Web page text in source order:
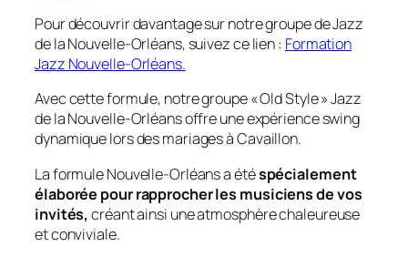
Pour découvrir davantage sur notre groupe de Jazz
de la Nouvelle-Orléans, suivez ce lien : Formation
Jazz Nouvelle-Orléans.
Avec cette formule, notre groupe « Old Style » Jazz
de la Nouvelle-Orléans offre une expérience swing
dynamique lors des mariages à Cavaillon.
La formule Nouvelle-Orléans a étéspécialement
élaborée pour rapprocher les musiciens de vos
invités, créant ainsi une atmosphère chaleureuse
et conviviale.